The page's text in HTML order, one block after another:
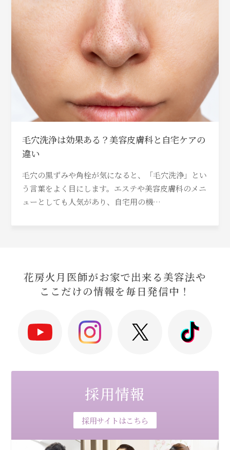
毛穴洗浄は効果ある？美容皮膚科と自宅ケアの
違い
毛穴の黒ずみや角栓が気になると、「毛穴洗浄」とい
う言葉をよく目にします。エステや美容皮膚科のメニ
ューとしても人気があり、自宅用の機…
花房火月医師がお家で出来る美容法や
ここだけの情報を毎日発信中！
採用情報
採用サイトはこちら